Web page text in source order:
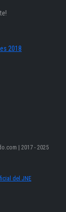
2018
| 2017 - 2025
del JNE